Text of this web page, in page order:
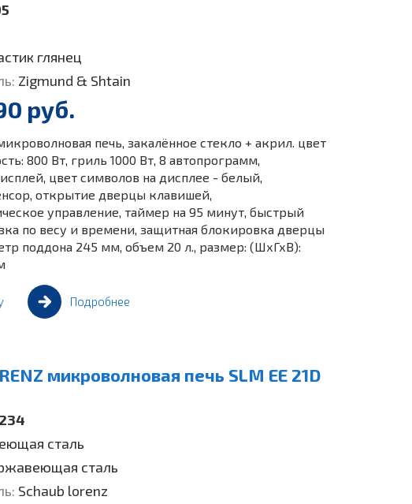
глянец
Zigmund & Shtain
руб.
печь, закалённое стекло + акрил. цвет
800 Вт, гриль 1000 Вт, 8 автопрограмм,
цвет символов на дисплее - белый,
открытие дверцы клавишей,
управление, таймер на 95 минут, быстрый
по весу и времени, защитная блокировка дверцы
поддона 245 мм, объем 20 л., размер: (ШхГхВ):
Подробнее
микроволновая печь SLM EE 21D
сталь
сталь
Schaub lorenz